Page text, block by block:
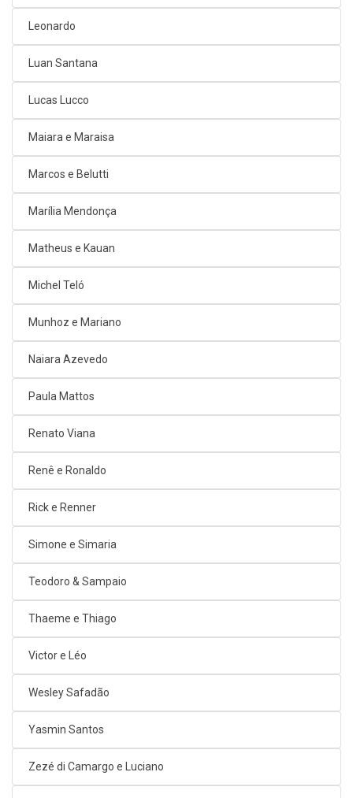
Leonardo
Luan Santana
Lucas Lucco
Maiara e Maraisa
Marcos e Belutti
Marília Mendonça
Matheus e Kauan
Michel Teló
Munhoz e Mariano
Naiara Azevedo
Paula Mattos
Renato Viana
Renê e Ronaldo
Rick e Renner
Simone e Simaria
Teodoro & Sampaio
Thaeme e Thiago
Victor e Léo
Wesley Safadão
Yasmin Santos
Zezé di Camargo e Luciano